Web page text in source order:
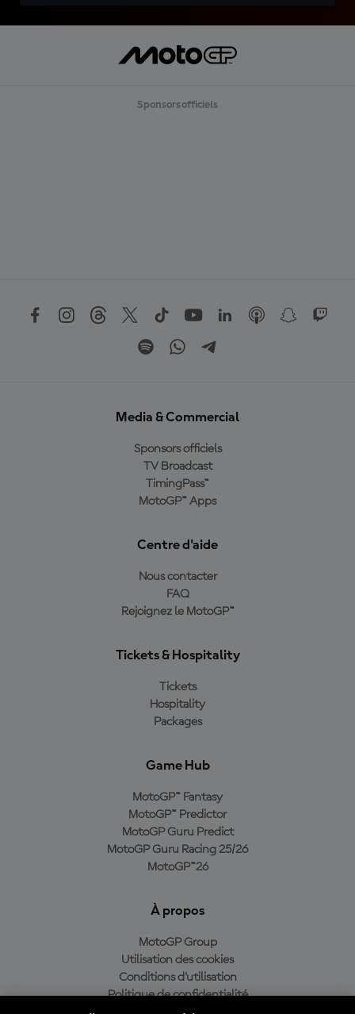
Sponsors officiels
Media & Commercial
Sponsors officiels
TV Broadcast
TimingPass™
MotoGP™ Apps
Centre d'aide
Nous contacter
FAQ
Rejoignez le MotoGP™
Tickets & Hospitality
Tickets
Hospitality
Packages
Game Hub
MotoGP™ Fantasy
MotoGP™ Predictor
MotoGP Guru Predict
MotoGP Guru Racing 25/26
MotoGP™26
À propos
MotoGP Group
Utilisation des cookies
Conditions d'utilisation
Politique de confidentialité